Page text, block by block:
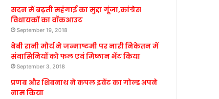
सदन में बढ़ती महंगाई का मुद्दा गूंजा,कांग्रेस
विधायकों का वॉकआउट
September 19, 2018
बेबी रानी मौर्य ने जन्माष्टमी पर नारी निकेतन में
संवासिनियों को फल एवं मिष्ठान भेंट किया
September 3, 2018
प्रणब और शिबनाथ ने कपल इवेंट का गोल्ड अपने
नाम किया